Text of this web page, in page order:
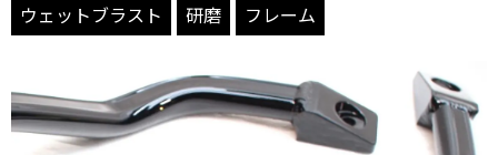
ウェットブラスト
研磨 フレーム